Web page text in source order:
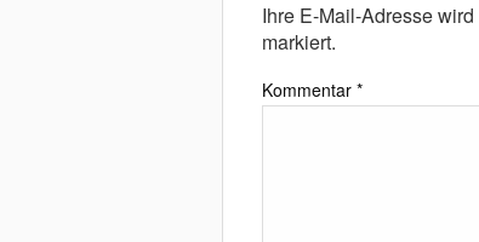
Ihre E-Mail-Adresse
markiert.
Kommentar *